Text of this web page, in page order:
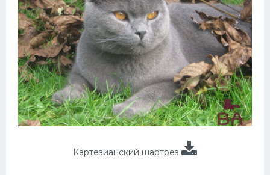
Картезианский шартрез